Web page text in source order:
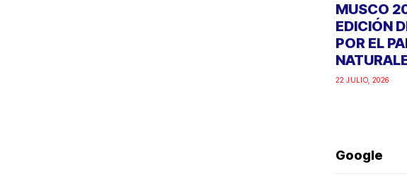
MUSCO
EDICIÓN
POR EL
22 JULIO, 2026
Google